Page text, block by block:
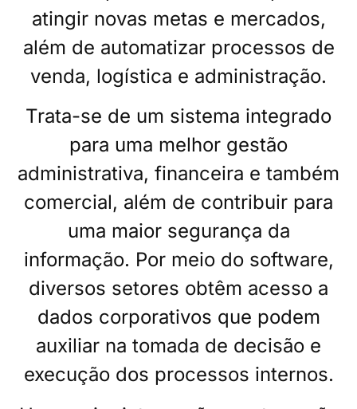
atingir novas metas e mercados,
além de automatizar processos de
venda, logística e administração.
Trata-se de um sistema integrado
para uma melhor gestão
administrativa, financeira e também
comercial, além de contribuir para
uma maior segurança da
informação. Por meio do software,
diversos setores obtêm acesso a
dados corporativos que podem
auxiliar na tomada de decisão e
execução dos processos internos.